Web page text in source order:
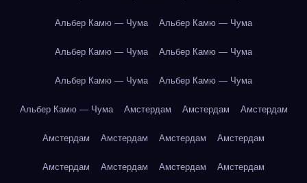
Альбер Камю — Чума Альбер Камю — Чума
Альбер Камю — Чума Альбер Камю — Чума
Альбер Камю — Чума Альбер Камю — Чума
Альбер Камю — Чума Амстердам Амстердам Амстердам
Амстердам Амстердам Амстердам Амстердам
Амстердам Амстердам Амстердам Амстердам